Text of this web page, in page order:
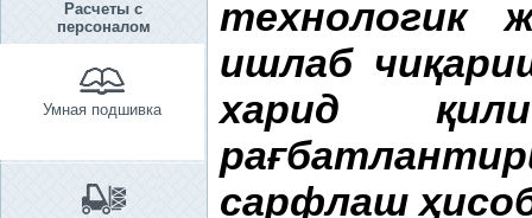
Расчеты с
персоналом
Умная подшивка
технологик
ишлаб чиқ
харид қ
рағ
сарфлашҳ